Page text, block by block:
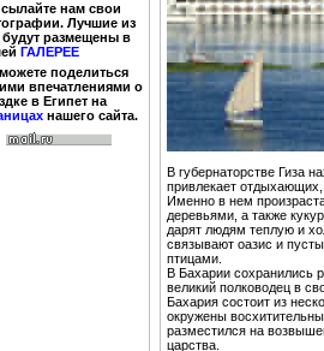
нам свои
Лучшие из
будут размещены в
ГАЛЕРЕЕ
поделиться
впечатлениями о
в Египет на
нашего сайта.
В губернаторстве Гиза
привлекает отдыхающих,
Именно в нем
деревьями, а также
дарят людям теплую и
связывают оазис и
птицами.
В Бахарии сохранились
великий полководец в
Бахария состоит из
окружены
разместился на
царства.